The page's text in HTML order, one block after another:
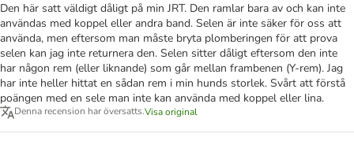
Den här satt väldigt dåligt på min JRT. Den ramlar bara av och kan inte
användas med koppel eller andra band. Selen är inte säker för oss att
använda, men eftersom man måste bryta plomberingen för att prova
selen kan jag inte returnera den. Selen sitter dåligt eftersom den inte
har någon rem (eller liknande) som går mellan frambenen (Y-rem). Jag
har inte heller hittat en sådan rem i min hunds storlek. Svårt att förstå
poängen med en sele man inte kan använda med koppel eller lina.
Denna recension har översatts.Visa original